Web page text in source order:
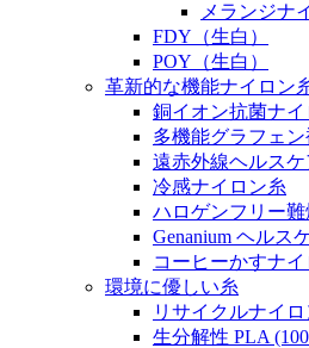
メランジナ
FDY（生白）
POY（生白）
革新的な機能ナイロン
銅イオン抗菌ナイ
多機能グラフェ
遠赤外線ヘルス
冷感ナイロン糸
ハロゲンフリー
Genanium ヘルス
コーヒーかすナ
環境に優しい糸
リサイクルナイロ
生分解性 PLA